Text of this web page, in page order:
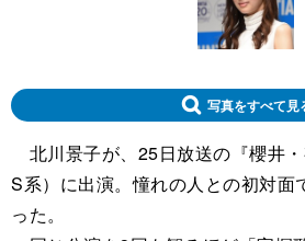
写真をすべて見
北川景子が、25日放送の『櫻井
S系）に出演。憧れの人との初対面
った。